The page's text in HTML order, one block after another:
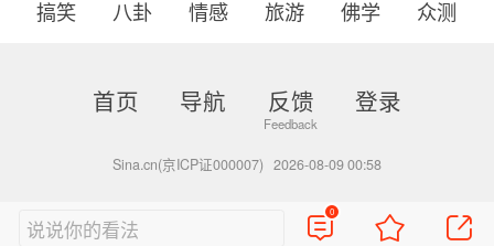
搞笑
八卦 情感 旅游 佛学 众测
首页 导航 反馈 登录
Sina.cn(京ICP证000007) 2026-08-09 00:58
说说你的看法
0